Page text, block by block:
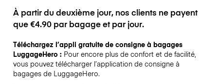
À partir du deuxième jour, nos clients ne payent
que €4.90 par bagage et par jour.
Téléchargez l’appli gratuite de consigne à bagages
LuggageHero :Pour encore plus de confort et de facilité,
vous pouvez télécharger l’application de consigne à
bagages de LuggageHero.